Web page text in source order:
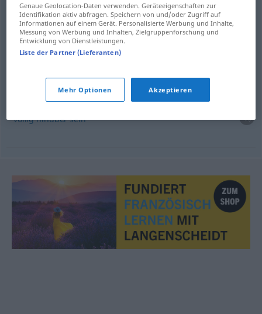
kaputt sein
êtrecomplètementHS < ADJT
complètement
völlig hinüber sein
Genaue Geolocation-Daten verwenden. Geräteeigenschaften zur
Identifikation aktiv abfragen. Speichern von und/oder Zugriff auf
Informationen auf einem Gerät. Personalisierte Werbung und Inhalte,
Messung von Werbung und Inhalten, Zielgruppenforschung und
Entwicklung von Dienstleistungen.
Liste der Partner (Lieferanten)
Mehr Optionen Akzeptieren